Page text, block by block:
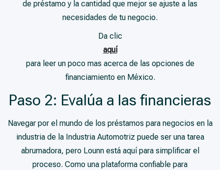
de préstamo y la cantidad que mejor se ajuste a las
necesidades de tu negocio.
Da clic
aquí
para leer un poco mas acerca de las opciones de
financiamiento en México.
Paso 2: Evalúa a las financieras
Navegar por el mundo de los préstamos para negocios en la
industria de la Industria Automotriz puede ser una tarea
abrumadora, pero Lounn está aquí para simplificar el
proceso. Como una plataforma confiable para